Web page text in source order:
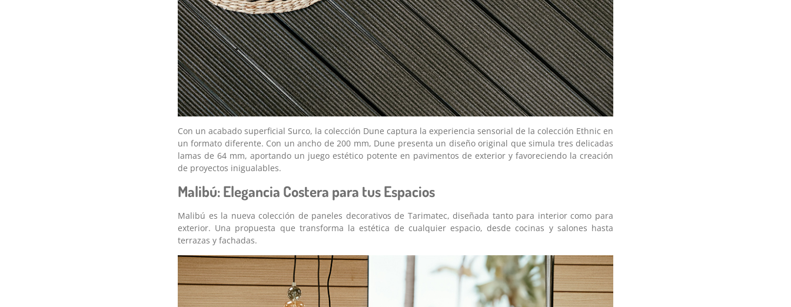
Con un acabado superficial Surco, la colección Dune captura la experiencia sensorial de la colección Ethnic en
un formato diferente. Con un ancho de 200 mm, Dune presenta un diseño original que simula tres delicadas
lamas de 64 mm, aportando un juego estético potente en pavimentos de exterior y favoreciendo la creación
de proyectos inigualables.
Malibú: Elegancia Costera para tus Espacios
Malibú es la nueva colección de paneles decorativos de Tarimatec, diseñada tanto para interior como para
exterior. Una propuesta que transforma la estética de cualquier espacio, desde cocinas y salones hasta
terrazas y fachadas.